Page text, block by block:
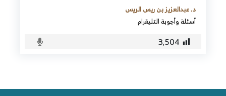
د. عبدالعزيز بن ريس الريس
أسئلة وأجوبة التليقرام
3٬504